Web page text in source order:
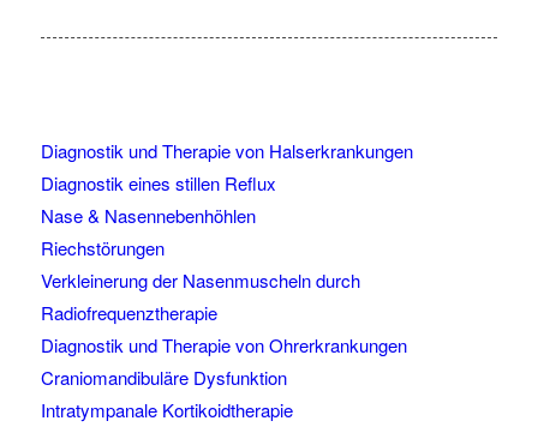
Diagnostik und Therapie von Halserkrankungen
Diagnostik eines stillen Reflux
Nase & Nasennebenhöhlen
Riechstörungen
Verkleinerung der Nasenmuscheln durch
Radiofrequenztherapie
Diagnostik und Therapie von Ohrerkrankungen
Craniomandibuläre Dysfunktion
Intratympanale Kortikoidtherapie